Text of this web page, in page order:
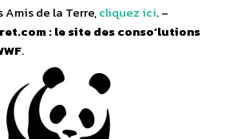
de la Terre,cliquez ici. –
: le site des conso’lutions
.